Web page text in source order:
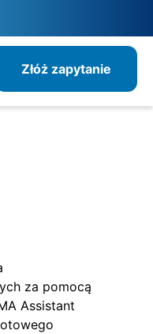
Złóż zapytanie
za pomocą
Assistant